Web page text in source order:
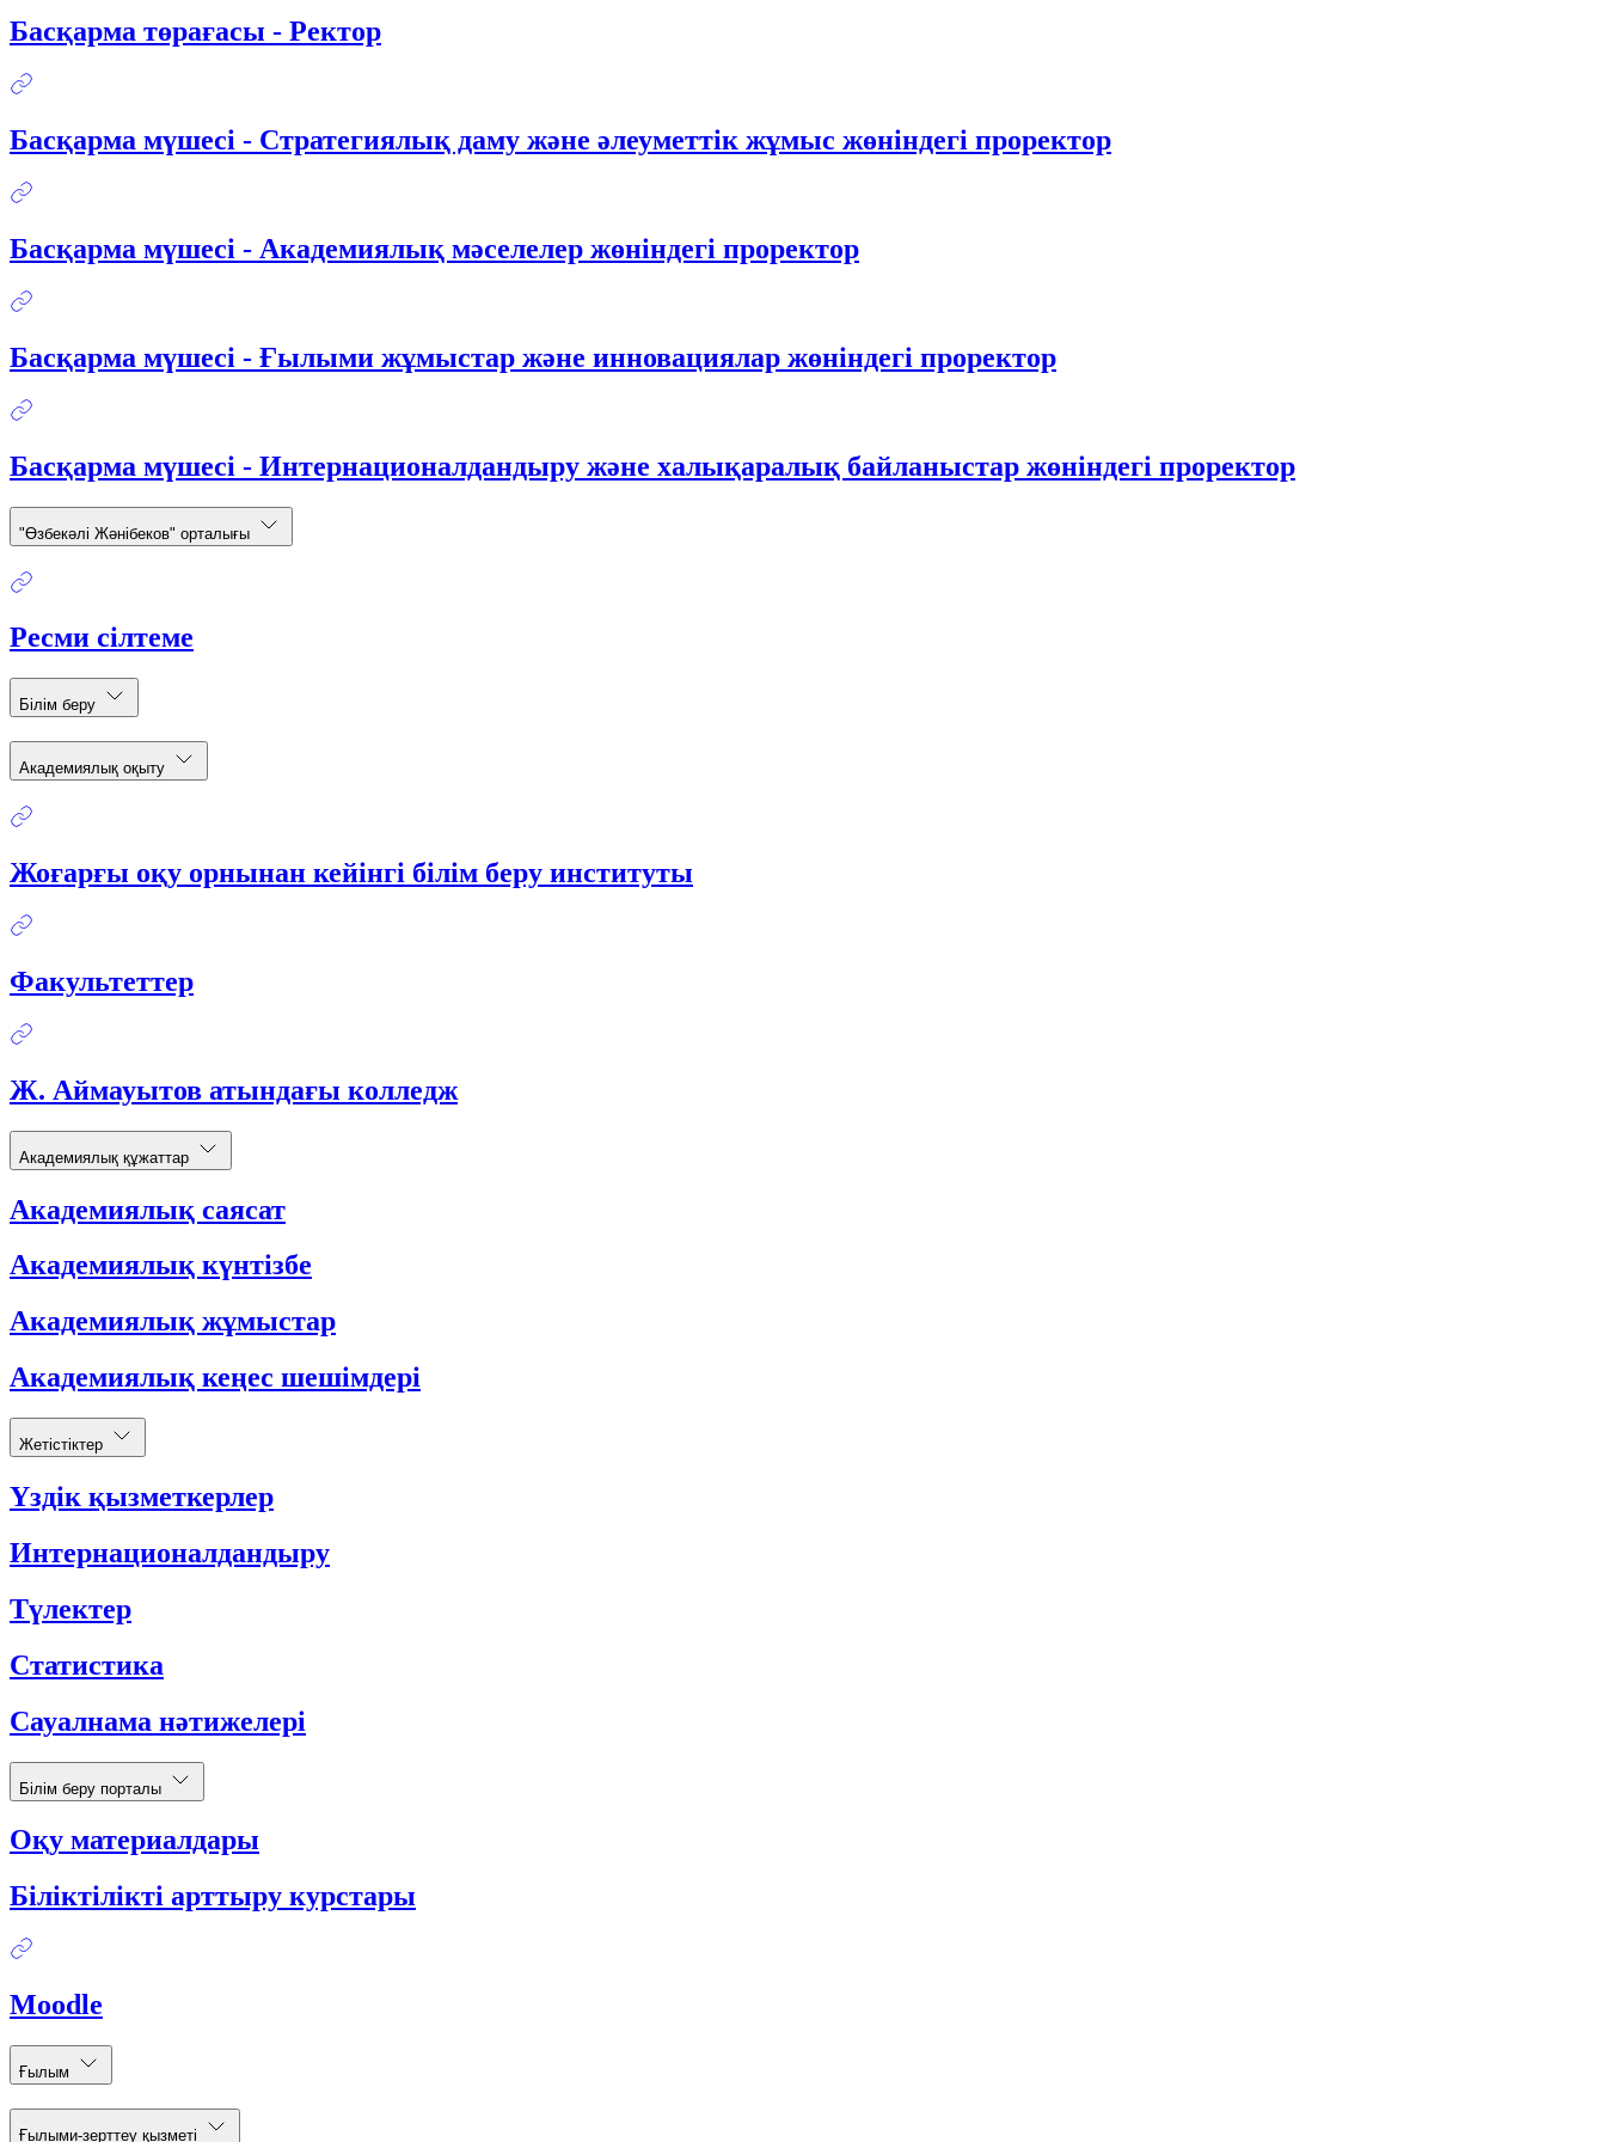
Басқарма төрағасы - Ректор
Басқарма мүшесі - Стратегиялық даму және әлеуметтік жұмыс жөніндегі проректор
Басқарма мүшесі - Академиялық мәселелер жөніндегі проректор
Басқарма мүшесі - Ғылыми жұмыстар және инновациялар жөніндегі проректор
Басқарма мүшесі - Интернационалдандыру және халықаралық байланыстар жөніндегі проректор
"Өзбекәлі Жәнібеков" орталығы
Ресми сілтеме
Білім беру
Академиялық оқыту
Жоғарғы оқу орнынан кейінгі білім беру институты
Факультеттер
Ж. Аймауытов атындағы колледж
Академиялық құжаттар
Академиялық саясат
Академиялық күнтізбе
Академиялық жұмыстар
Академиялық кеңес шешімдері
Жетістіктер
Үздік қызметкерлер
Интернационалдандыру
Түлектер
Статистика
Сауалнама нәтижелері
Білім беру порталы
Оқу материалдары
Біліктілікті арттыру курстары
Moodle
Ғылым
Ғылыми-зерттеу қызметі